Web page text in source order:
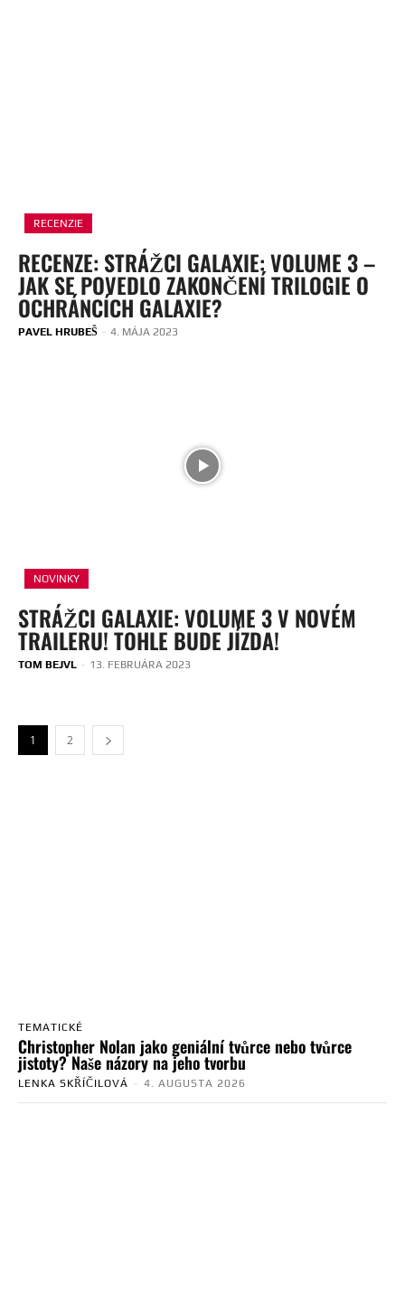
RECENZIE
RECENZE: STRÁŽCI GALAXIE: VOLUME 3 –
JAK SE POVEDLO ZAKONČENÍ TRILOGIE O
OCHRÁNCÍCH GALAXIE?
PAVEL HRUBEŠ - 4. MÁJA 2023
NOVINKY
STRÁŽCI GALAXIE: VOLUME 3 V NOVÉM
TRAILERU! TOHLE BUDE JÍZDA!
TOM BEJVL - 13. FEBRUÁRA 2023
1 2
TEMATICKÉ
Christopher Nolan jako geniální tvůrce nebo tvůrce
jistoty? Naše názory na jeho tvorbu
LENKA SKŘÍČILOVÁ - 4. AUGUSTA 2026